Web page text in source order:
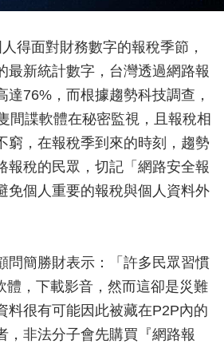
得面對財務數字的報稅季節，
最新統計數字，台灣透過網路報
達76%，而根據趨勢科技調查，
間諜軟體在秘密監視，且報稅相
窮，在報稅季到來的時刻，趨勢
報稅的民眾，切記「網路安全報
免個人重要的報稅與個人資料外
問簡勝財表示：「許多民眾習慣
體，下載影音，然而這卻是災難
料很有可能因此被藏在P2P內的
，非法分子會先購買『網路報